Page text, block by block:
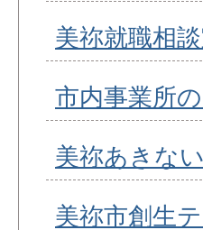
美祢就職相
市内事業所
美祢あきな
美祢市創生